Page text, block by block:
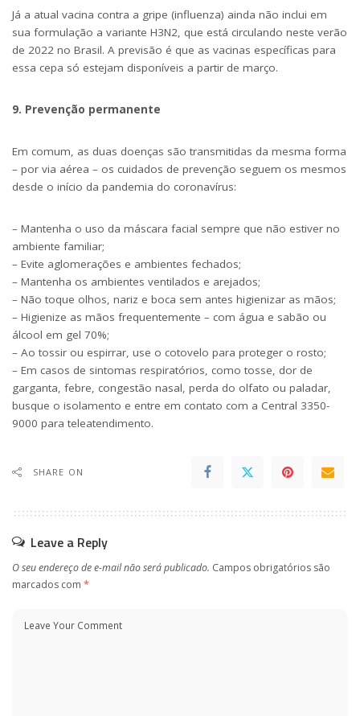
Já a atual vacina contra a gripe (influenza) ainda não inclui em
sua formulação a variante H3N2, que está circulando neste verão
de 2022 no Brasil. A previsão é que as vacinas específicas para
essa cepa só estejam disponíveis a partir de março.
9. Prevenção permanente
Em comum, as duas doenças são transmitidas da mesma forma
– por via aérea – os cuidados de prevenção seguem os mesmos
desde o início da pandemia do coronavírus:
– Mantenha o uso da máscara facial sempre que não estiver no
ambiente familiar;
– Evite aglomerações e ambientes fechados;
– Mantenha os ambientes ventilados e arejados;
– Não toque olhos, nariz e boca sem antes higienizar as mãos;
– Higienize as mãos frequentemente – com água e sabão ou
álcool em gel 70%;
– Ao tossir ou espirrar, use o cotovelo para proteger o rosto;
– Em casos de sintomas respiratórios, como tosse, dor de
garganta, febre, congestão nasal, perda do olfato ou paladar,
busque o isolamento e entre em contato com a Central 3350-
9000 para teleatendimento.
SHARE ON
Leave a Reply
O seu endereço de e-mail não será publicado. Campos obrigatórios são
marcados com *